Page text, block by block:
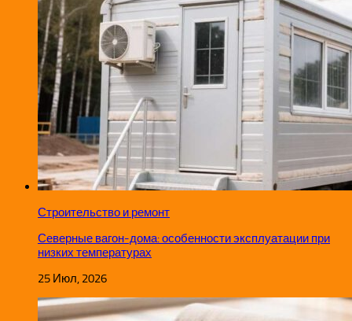
Строительство и ремонт
Северные вагон-дома: особенности эксплуатации при
низких температурах
25 Июл, 2026